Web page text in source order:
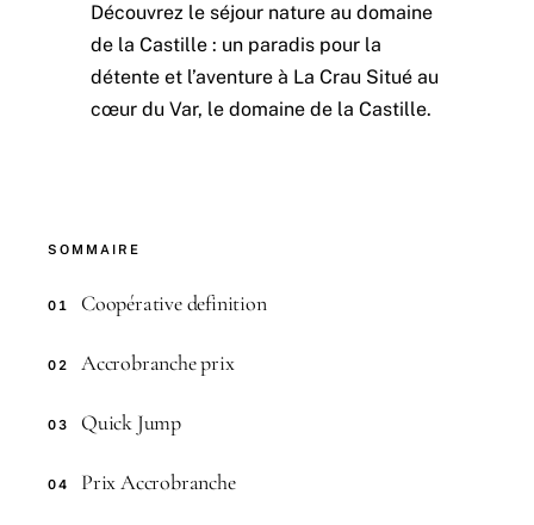
Découvrez le séjour nature au domaine
de la Castille : un paradis pour la
détente et l’aventure à La Crau Situé au
cœur du Var, le domaine de la Castille.
SOMMAIRE
01 Coopérative definition
02 Accrobranche prix
03 Quick Jump
04 Prix Accrobranche